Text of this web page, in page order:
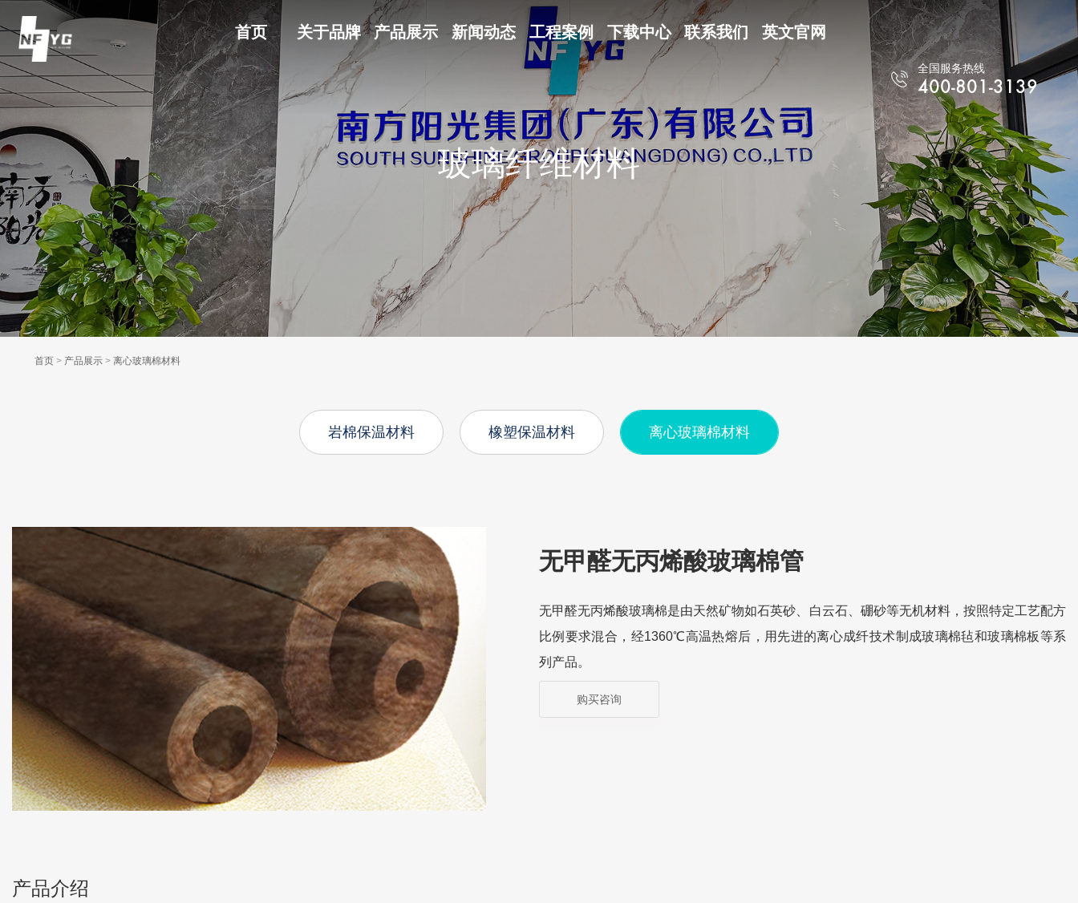
首页 关于品牌 产品展示 新闻动态 工程案例 下载中心 联系我们 英文官网
全国服务热线
400-801-3139
玻璃纤维材料
首页 > 产品展示 > 离心玻璃棉材料
岩棉保温材料 橡塑保温材料 离心玻璃棉材料
无甲醛无丙烯酸玻璃棉管
无甲醛无丙烯酸玻璃棉是由天然矿物如石英砂、白云石、硼砂等无机材料，按照特定工艺配方
比例要求混合，经1360℃高温热熔后，用先进的离心成纤技术制成玻璃棉毡和玻璃棉板等系
列产品。
购买咨询
产品介绍